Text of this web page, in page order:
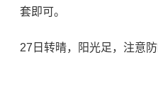
套即可。
27日转晴，阳光足，注意防